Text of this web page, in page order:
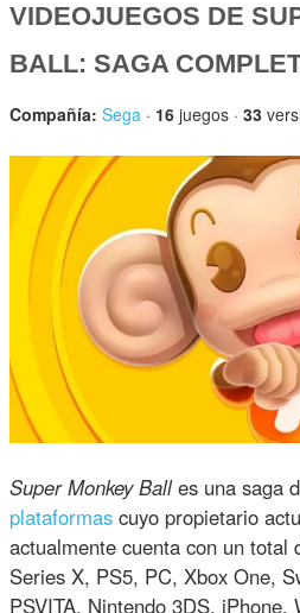
VIDEOJUEGOS DE
BALL: SAGA
Compañía: Sega · 16 juegos ·33
Super Monkey Balles una saga
plataformas cuyo propietario
actualmente cuenta con un total
Series X, PS5, PC, Xbox One,
PSVITA, Nintendo 3DS, iPhone,